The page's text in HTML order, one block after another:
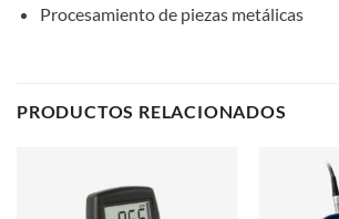
Procesamiento de piezas metálicas
PRODUCTOS RELACIONADOS